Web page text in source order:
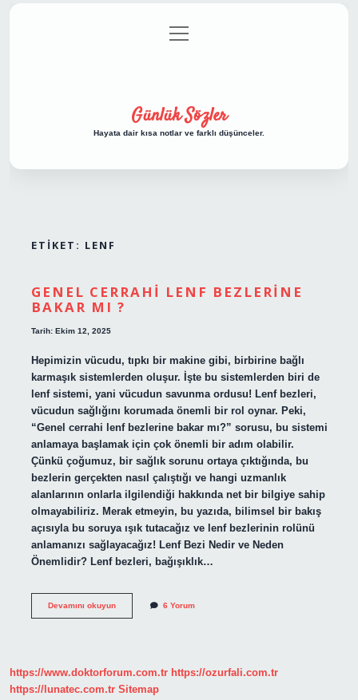
Gizlilik Politikası
menüyü
aç
Günlük Sözler
Hayata dair kısa notlar ve farklı düşünceler.
ETIKET: LENF
GENEL CERRAHI LENF BEZLERINE
BAKAR MI ?
Tarih: Ekim 12, 2025
Hepimizin vücudu, tıpkı bir makine gibi, birbirine bağlı
karmaşık sistemlerden oluşur. İşte bu sistemlerden biri de
lenf sistemi, yani vücudun savunma ordusu! Lenf bezleri,
vücudun sağlığını korumada önemli bir rol oynar. Peki,
“Genel cerrahi lenf bezlerine bakar mı?” sorusu, bu sistemi
anlamaya başlamak için çok önemli bir adım olabilir.
Çünkü çoğumuz, bir sağlık sorunu ortaya çıktığında, bu
bezlerin gerçekten nasıl çalıştığı ve hangi uzmanlık
alanlarının onlarla ilgilendiği hakkında net bir bilgiye sahip
olmayabiliriz. Merak etmeyin, bu yazıda, bilimsel bir bakış
açısıyla bu soruya ışık tutacağız ve lenf bezlerinin rolünü
anlamanızı sağlayacağız! Lenf Bezi Nedir ve Neden
Önemlidir? Lenf bezleri, bağışıklık…
Devamını okuyunGenel
?
6 Yorum
https://www.doktorforum.com.tr https://ozurfali.com.tr
https://lunatec.com.tr Sitemap